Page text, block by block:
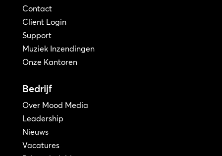
Contact
Client Login
Support
Muziek Inzendingen
Onze Kantoren
Bedrijf
Over Mood Media
Leadership
Nieuws
Vacatures